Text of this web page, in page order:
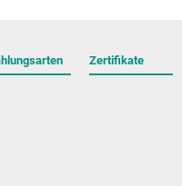
Zertifikate